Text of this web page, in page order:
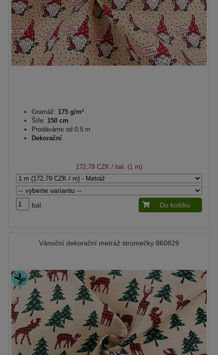
Gramáž: 175 g/m²
Šíře: 150 cm
Prodáváme od 0.5 m
Dekorační
172,79 CZK / bal. (1 m)
bal. Do košíku
Vánoční dekorační metráž stromečky 860829